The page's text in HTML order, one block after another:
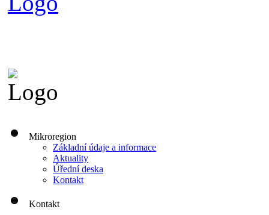
Mikroregion
Základní údaje a informace
Aktuality
Úřední deska
Kontakt
Kontakt